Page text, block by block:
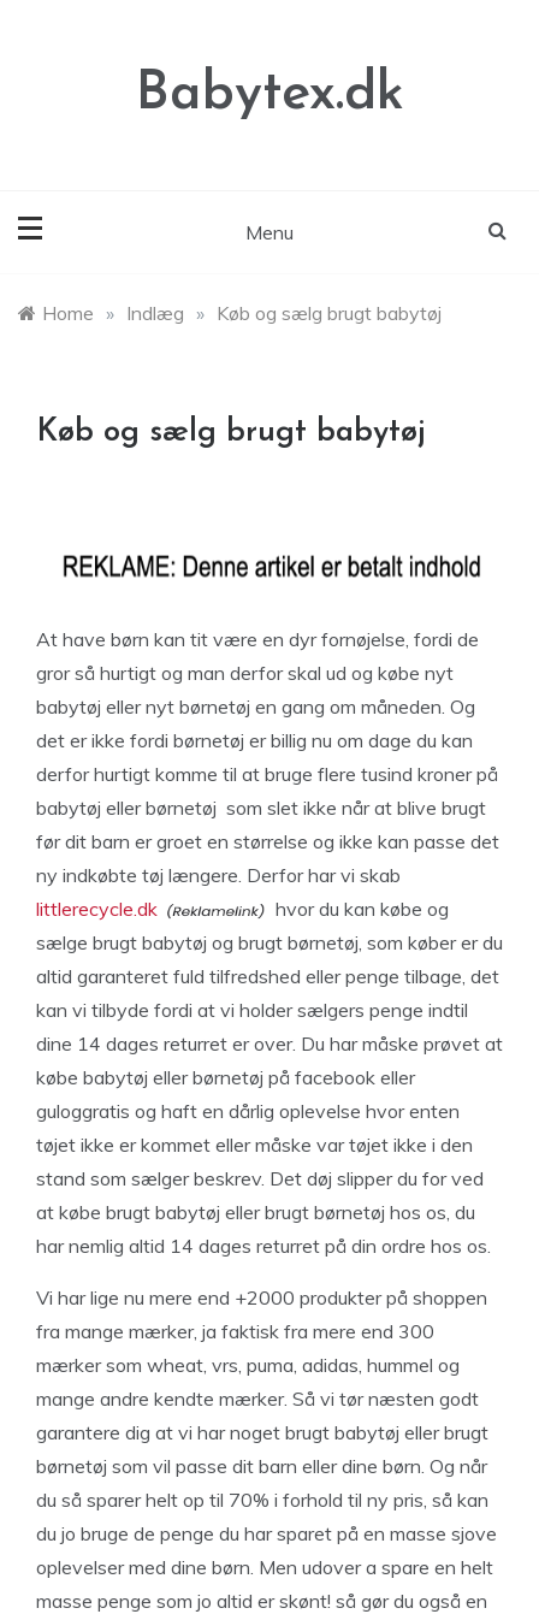
Babytex.dk
Menu
Home » Indlæg » Køb og sælg brugt babytøj
Køb og sælg brugt babytøj
At have børn kan tit være en dyr fornøjelse, fordi de
gror så hurtigt og man derfor skal ud og købe nyt
babytøj eller nyt børnetøj en gang om måneden. Og
det er ikke fordi børnetøj er billig nu om dage du kan
derfor hurtigt komme til at bruge flere tusind kroner på
babytøj eller børnetøj som slet ikke når at blive brugt
før dit barn er groet en størrelse og ikke kan passe det
ny indkøbte tøj længere. Derfor har vi skab
littlerecycle.dk
hvor du kan købe og
sælge brugt babytøj og brugt børnetøj, som køber er du
altid garanteret fuld tilfredshed eller penge tilbage, det
kan vi tilbyde fordi at vi holder sælgers penge indtil
dine 14 dages returret er over. Du har måske prøvet at
købe babytøj eller børnetøj på facebook eller
guloggratis og haft en dårlig oplevelse hvor enten
tøjet ikke er kommet eller måske var tøjet ikke i den
stand som sælger beskrev. Det døj slipper du for ved
at købe brugt babytøj eller brugt børnetøj hos os, du
har nemlig altid 14 dages returret på din ordre hos os.
Vi har lige nu mere end +2000 produkter på shoppen
fra mange mærker, ja faktisk fra mere end 300
mærker som wheat, vrs, puma, adidas, hummel og
mange andre kendte mærker. Så vi tør næsten godt
garantere dig at vi har noget brugt babytøj eller brugt
børnetøj som vil passe dit barn eller dine børn. Og når
du så sparer helt op til 70% i forhold til ny pris, så kan
du jo bruge de penge du har sparet på en masse sjove
oplevelser med dine børn. Men udover a spare en helt
masse penge som jo altid er skønt! så gør du også en